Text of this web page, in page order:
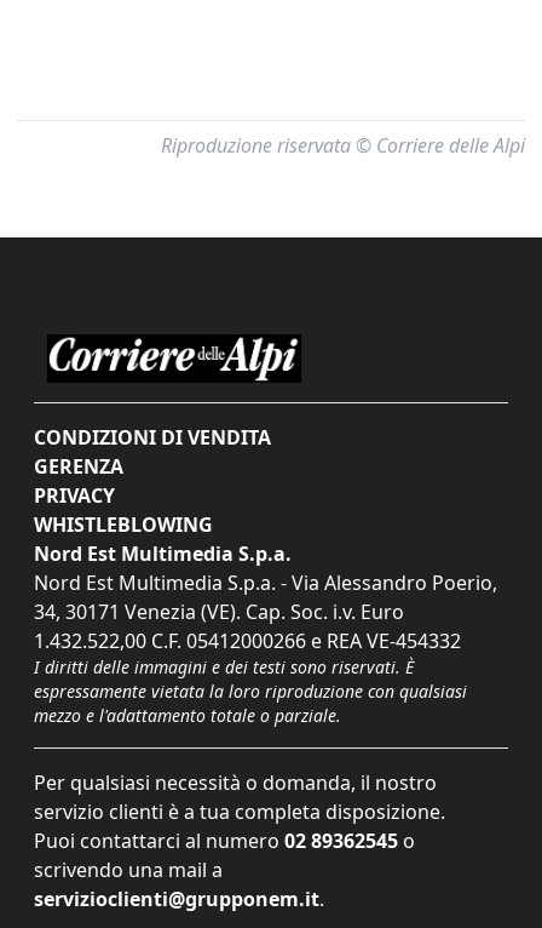
Riproduzione riservata © Corriere delle Alpi
CONDIZIONI DI VENDITA
GERENZA
PRIVACY
WHISTLEBLOWING
Nord Est Multimedia S.p.a.
Nord Est Multimedia S.p.a. - Via Alessandro Poerio,
34, 30171 Venezia (VE). Cap. Soc. i.v. Euro
1.432.522,00 C.F. 05412000266 e REA VE-454332
I diritti delle immagini e dei testi sono riservati. È
espressamente vietata la loro riproduzione con qualsiasi
mezzo e l'adattamento totale o parziale.
Per qualsiasi necessità o domanda, il nostro
servizio clienti è a tua completa disposizione.
Puoi contattarci al numero 02 89362545 o
scrivendo una mail a
servizioclienti@grupponem.it.